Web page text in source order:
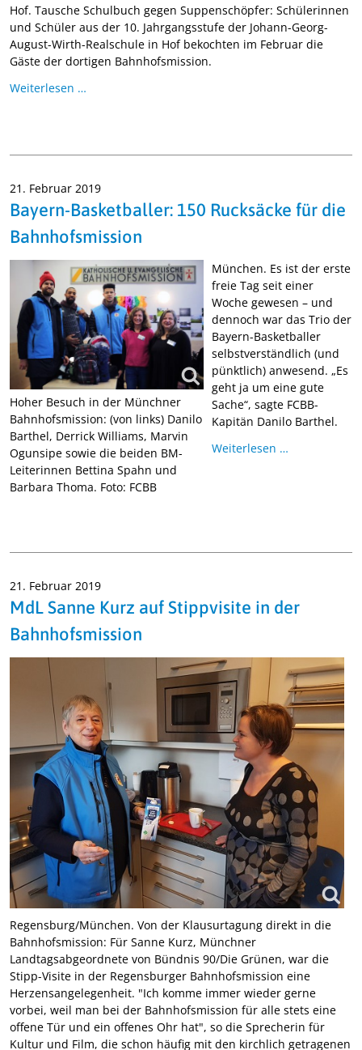
Hof. Tausche Schulbuch gegen Suppenschöpfer: Schülerinnen
und Schüler aus der 10. Jahrgangsstufe der Johann-Georg-
August-Wirth-Realschule in Hof bekochten im Februar die
Gäste der dortigen Bahnhofsmission.
Weiterlesen …
21. Februar 2019
Bayern-Basketballer: 150 Rucksäcke für die
Bahnhofsmission
Hoher Besuch in der Münchner
Bahnhofsmission: (von links) Danilo
Barthel, Derrick Williams, Marvin
Ogunsipe sowie die beiden BM-
Leiterinnen Bettina Spahn und
Barbara Thoma. Foto: FCBB
München. Es ist der erste
freie Tag seit einer
Woche gewesen – und
dennoch war das Trio der
Bayern-Basketballer
selbstverständlich (und
pünktlich) anwesend. „Es
geht ja um eine gute
Sache“, sagte FCBB-
Kapitän Danilo Barthel.
Weiterlesen …
21. Februar 2019
MdL Sanne Kurz auf Stippvisite in der
Bahnhofsmission
Regensburg/München. Von der Klausurtagung direkt in die
Bahnhofsmission: Für Sanne Kurz, Münchner
Landtagsabgeordnete von Bündnis 90/Die Grünen, war die
Stipp-Visite in der Regensburger Bahnhofsmission eine
Herzensangelegenheit. "Ich komme immer wieder gerne
vorbei, weil man bei der Bahnhofsmission für alle stets eine
offene Tür und ein offenes Ohr hat", so die Sprecherin für
Kultur und Film, die schon häufig mit den kirchlich getragenen